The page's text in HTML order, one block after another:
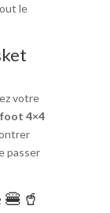
le
votre
foot 4×4
passer